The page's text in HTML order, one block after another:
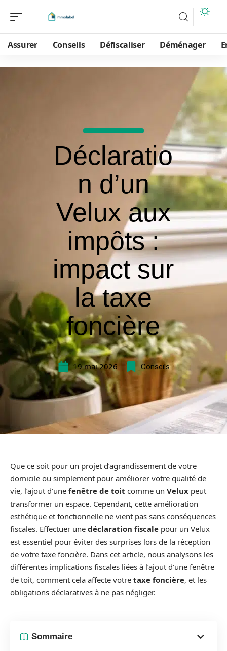
Assurer Conseils Défiscaliser Déménager
Déclaratio
n d’un
Velux aux
impôts :
impact sur
la taxe
foncière
19 mai 2026 Conseils
Que ce soit pour un projet d’agrandissement de votre
domicile ou simplement pour améliorer votre qualité de
vie, l’ajout d’une fenêtre de toit comme un Velux peut
transformer un espace. Cependant, cette amélioration
esthétique et fonctionnelle ne vient pas sans conséquences
fiscales. Effectuer une déclaration fiscale pour un Velux
est essentiel pour éviter des surprises lors de la réception
de votre taxe foncière. Dans cet article, nous analysons les
différentes implications fiscales liées à l’ajout d’une fenêtre
de toit, comment cela affecte votre taxe foncière, et les
obligations déclaratives à ne pas négliger.
Sommaire